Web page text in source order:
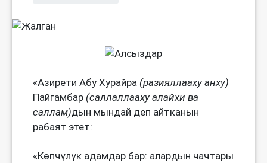
«Азирети Абу Хурайра (разияллааху анху)
Пайгамбар (саллаллааху алайхи ва
саллам)дын мындай деп айтканын
рабаят этет:
«Көпчүлүк адамдар бар: алардын чачтары